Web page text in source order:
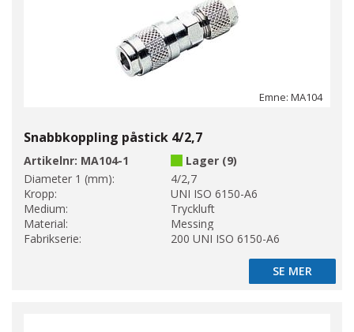
Emne: MA104
Snabbkoppling påstick 4/2,7
Artikelnr: MA104-1
Lager (9)
Diameter 1 (mm):
4/2,7
Kropp:
UNI ISO 6150-A6
Medium:
Tryckluft
Material:
Messing
Fabrikserie:
200 UNI ISO 6150-A6
SE MER
SE MER